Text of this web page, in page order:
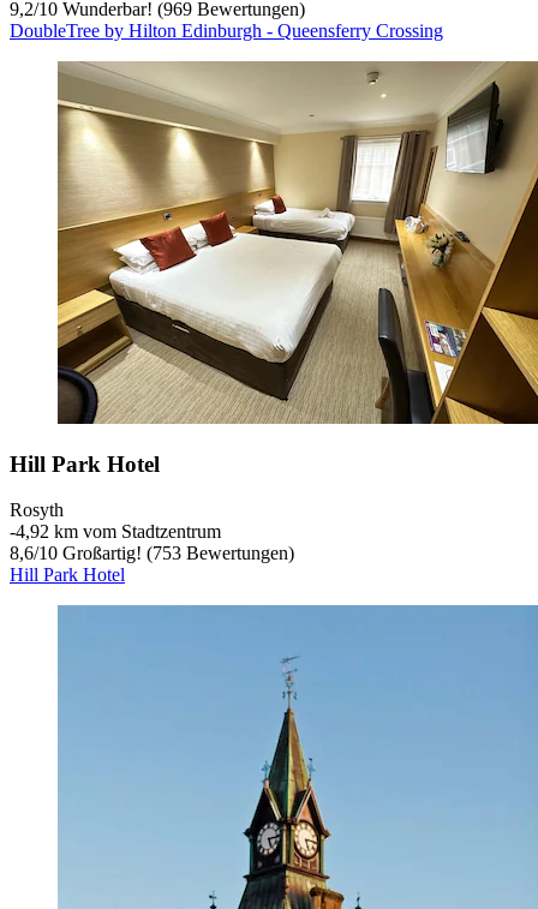
9,2/10 Wunderbar! (969 Bewertungen)
DoubleTree by Hilton Edinburgh - Queensferry Crossing
Hill Park Hotel
Rosyth
‐4,92 km vom Stadtzentrum
8,6/10 Großartig! (753 Bewertungen)
Hill Park Hotel